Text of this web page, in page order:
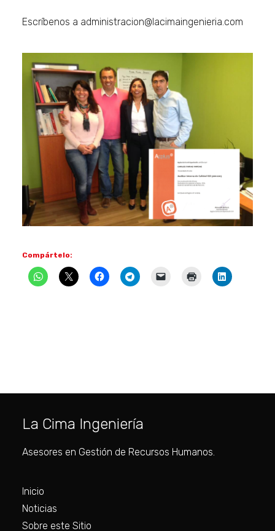
Escríbenos a administracion@lacimaingenieria.com
Compártelo:
La Cima Ingeniería
Asesores en Gestión de Recursos Humanos.
Inicio
Noticias
Sobre este Sitio